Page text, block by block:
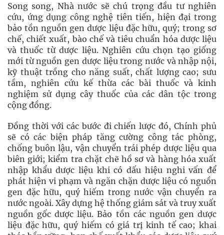
Song song, Nhà nước sẽ chú trọng đầu tư nghiên
cứu, ứng dụng công nghệ tiên tiến, hiện đại trong
bảo tồn nguồn gen dược liệu đặc hữu, quý; trong sơ
chế, chiết xuất, bào chế và tiêu chuẩn hóa dược liệu
và thuốc từ dược liệu. Nghiên cứu chọn tạo giống
mới từ nguồn gen dược liệu trong nước và nhập nội,
kỹ thuật trồng cho năng suất, chất lượng cao; sưu
tầm, nghiên cứu kế thừa các bài thuốc và kinh
nghiệm sử dụng cây thuốc của các dân tộc trong
cộng đồng.
Đồng thời với các bước đi chiến lược đó, Chính phủ
sẽ có các biện pháp tăng cường công tác phòng,
chống buôn lậu, vận chuyển trái phép dược liệu qua
biên giới; kiểm tra chặt chẽ hồ sơ và hàng hóa xuất
nhập khẩu dược liệu khi có dấu hiệu nghi vấn để
phát hiện vi phạm và ngăn chặn dược liệu có nguồn
gen đặc hữu, quý hiếm trong nước vận chuyển ra
nước ngoài. Xây dựng hệ thống giám sát và truy xuất
nguồn gốc dược liệu. Bảo tồn các nguồn gen dược
liệu đặc hữu, quý hiếm có giá trị kinh tế cao; khai